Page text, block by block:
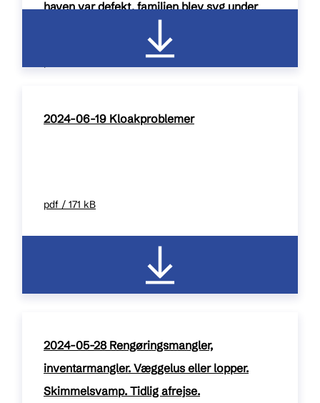
haven var defekt, familien blev syg under
2024-06-19 Kloakproblemer
pdf / 171 kB
2024-05-28 Rengøringsmangler,
inventarmangler. Væggelus eller lopper.
Skimmelsvamp. Tidlig afrejse.